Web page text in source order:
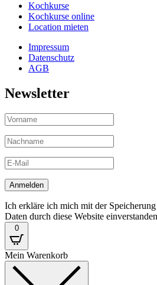
Kochkurse
Kochkurse online
Location mieten
Impressum
Datenschutz
AGB
Newsletter
Ich erkläre ich mich mit der
Daten durch diese Website
0
Mein Warenkorb